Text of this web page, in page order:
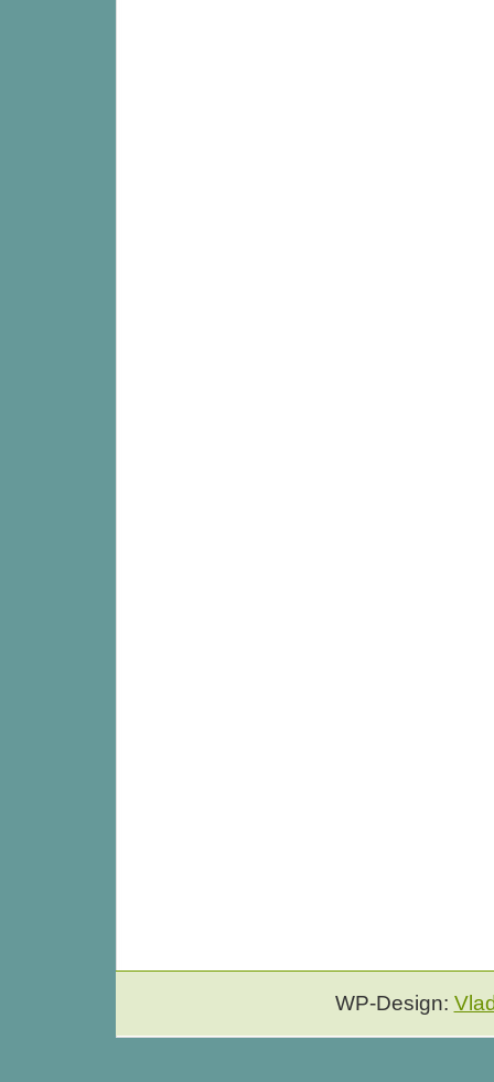
WP-Design: